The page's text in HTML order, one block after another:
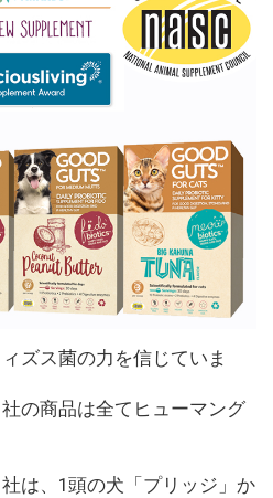
ズス菌の力を信じていま
の商品は全てヒューマング
は、1頭の犬「プリッジ」か